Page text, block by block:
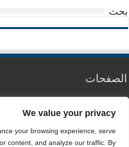
We value your privacy
your browsing experience, serve
content, and analyze our traffic. By
بحث
الصفحات
سياسة الخصوصية
اتصل بنا